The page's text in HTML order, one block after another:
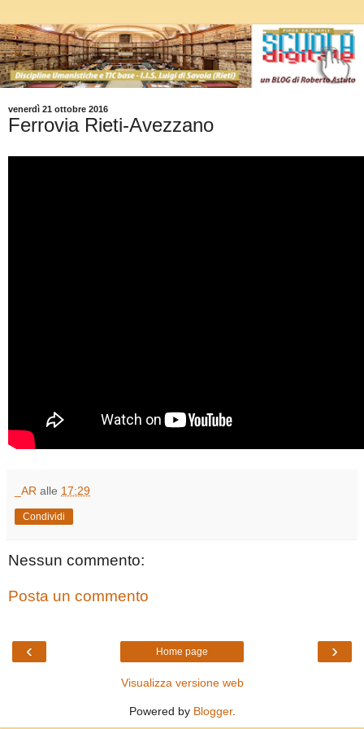
venerdì 21 ottobre 2016
Ferrovia Rieti-Avezzano
_AR alle 17:29
Condividi
Nessun commento:
Posta un commento
‹ ›
Home page
Visualizza versione web
Powered by Blogger.